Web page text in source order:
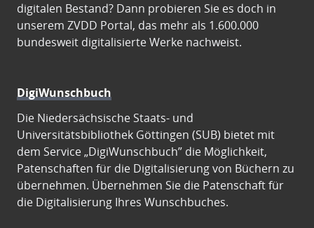
digitalen Bestand? Dann probieren Sie es doch in
unserem ZVDD Portal, das mehr als 1.600.000
bundesweit digitalisierte Werke nachweist.
DigiWunschbuch
Die Niedersächsische Staats- und
Universitätsbibliothek Göttingen (SUB) bietet mit
dem Service „DigiWunschbuch” die Möglichkeit,
Patenschaften für die Digitalisierung von Büchern zu
übernehmen. Übernehmen Sie die Patenschaft für
die Digitalisierung Ihres Wunschbuches.